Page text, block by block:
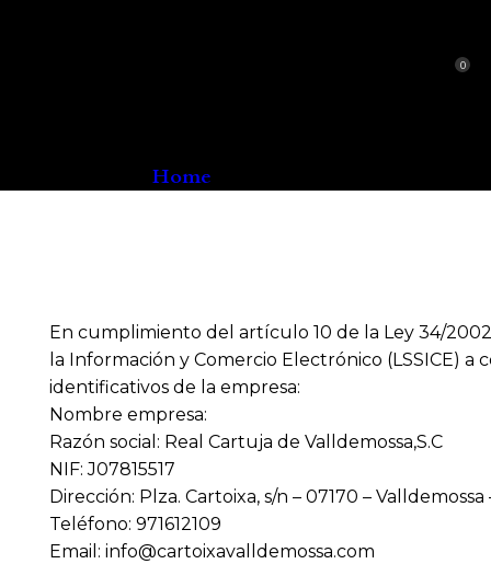
0
Home
En cumplimiento del artículo 10 de la Ley 34/
la Información y Comercio Electrónico (LSSICE)
identificativos de la empresa:
Nombre empresa:
Razón social: Real Cartuja de Valldemossa,S.C
NIF: J07815517
Dirección: Plza. Cartoixa, s/n – 07170 – Valldemossa
Teléfono: 971612109
Email: info@cartoixavalldemossa.com